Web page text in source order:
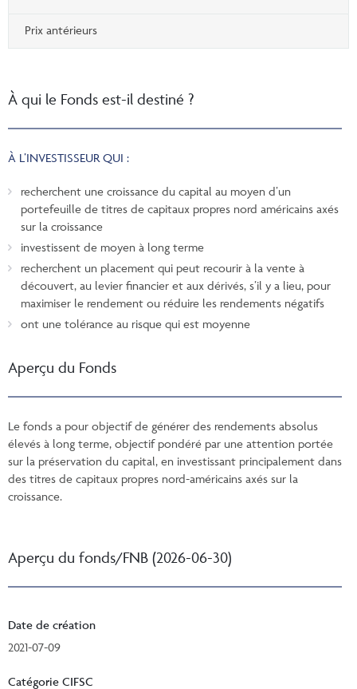
Prix antérieurs
À qui le Fonds est-il destiné ?
À L’INVESTISSEUR QUI :
recherchent une croissance du capital au moyen d’un
portefeuille de titres de capitaux propres nord américains axés
sur la croissance
investissent de moyen à long terme
recherchent un placement qui peut recourir à la vente à
découvert, au levier financier et aux dérivés, s’il y a lieu, pour
maximiser le rendement ou réduire les rendements négatifs
ont une tolérance au risque qui est moyenne
Aperçu du Fonds
Le fonds a pour objectif de générer des rendements absolus
élevés à long terme, objectif pondéré par une attention portée
sur la préservation du capital, en investissant principalement dans
des titres de capitaux propres nord-américains axés sur la
croissance.
Aperçu du fonds/FNB (2026-06-30)
Date de création
2021-07-09
Catégorie CIFSC